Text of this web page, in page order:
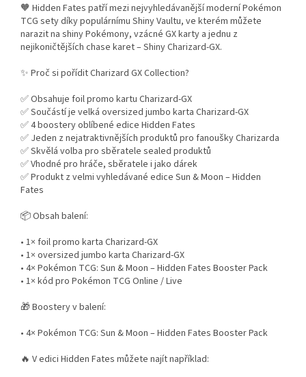
🧡 Hidden Fates patří mezi nejvyhledávanější moderní Pokémon
TCG sety díky populárnímu Shiny Vaultu, ve kterém můžete
narazit na shiny Pokémony, vzácné GX karty a jednu z
nejikoničtějších chase karet – Shiny Charizard-GX.
✨ Proč si pořídit Charizard GX Collection?
✅ Obsahuje foil promo kartu Charizard-GX
✅ Součástí je velká oversized jumbo karta Charizard-GX
✅ 4 boostery oblíbené edice Hidden Fates
✅ Jeden z nejatraktivnějších produktů pro fanoušky Charizarda
✅ Skvělá volba pro sběratele sealed produktů
✅ Vhodné pro hráče, sběratele i jako dárek
✅ Produkt z velmi vyhledávané edice Sun & Moon – Hidden
Fates
📦 Obsah balení:
• 1× foil promo karta Charizard-GX
• 1× oversized jumbo karta Charizard-GX
• 4× Pokémon TCG: Sun & Moon – Hidden Fates Booster Pack
• 1× kód pro Pokémon TCG Online / Live
🎁 Boostery v balení:
• 4× Pokémon TCG: Sun & Moon – Hidden Fates Booster Pack
🔥 V edici Hidden Fates můžete najít například: